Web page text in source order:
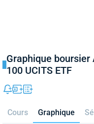
Graphique boursier
100 UCITS ETF
Cours Graphique